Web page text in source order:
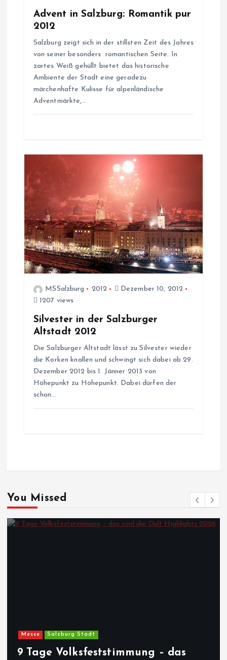
Advent in Salzburg: Romantik pur
2012
Salzburg zeigt sich in der stillsten Zeit des Jahres
von seiner besonders romantischen Seite. In
zartes Weiß gehüllt bietet das historische
Ambiente der Stadt eine geradezu
märchenhafte Kulisse für alpenländische
Adventmärkte,…
MSSalzburg 2012
Dezember 10, 2012
1207 views
Silvester in der Salzburger
Altstadt 2012
Die Salzburger Altstadt lässt zu Silvester wieder
die Korken knallen und schwingt sich dabei ab 29.
Dezember 2012 bis 1. Jänner 2013 von
Höhepunkt zu Höhepunkt. Dabei dürfen der
schon…
You Missed
Messe Salzburg Stadt
9 Tage Volksfeststimmung – das